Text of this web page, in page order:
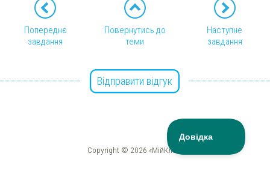
Попереднє
завдання
Повернутись до
теми
Наступне
завдання
Відправити відгук
Copyright © 2026 «МійКлас»